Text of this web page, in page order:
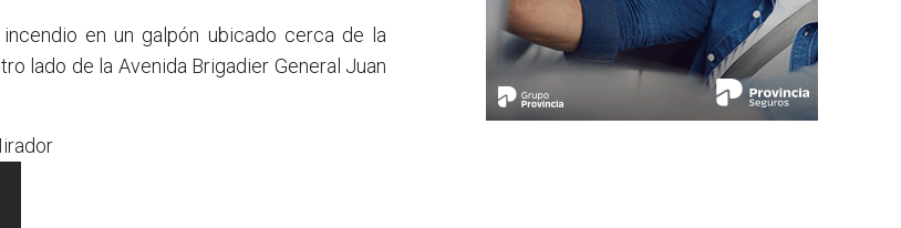
en un galpón ubicado cerca de la
lado de la Avenida Brigadier General Juan